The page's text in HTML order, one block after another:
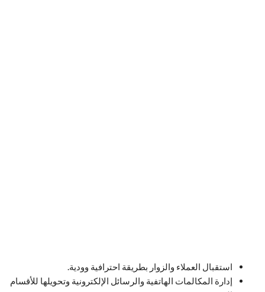
استقبال العملاء والزوار بطريقة احترافية وودية.
إدارة المكالمات الهاتفية والرسائل الإلكترونية وتحويلها للأقسام